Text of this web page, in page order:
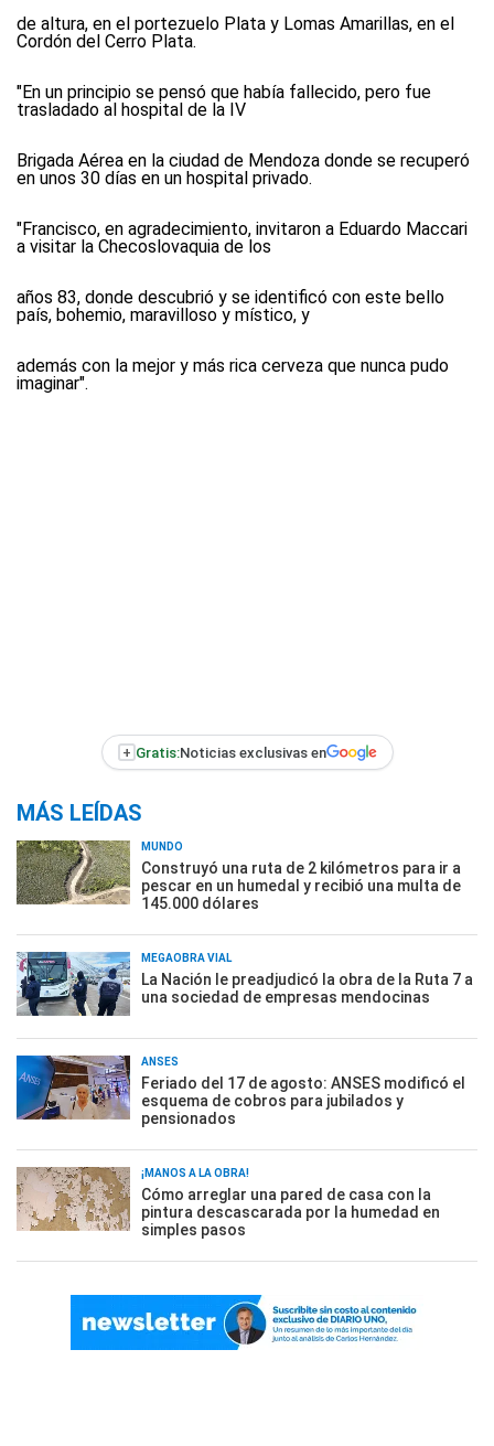
de altura, en el portezuelo Plata y Lomas Amarillas, en el
Cordón del Cerro Plata.
"En un principio se pensó que había fallecido, pero fue
trasladado al hospital de la IV
Brigada Aérea en la ciudad de Mendoza donde se recuperó
en unos 30 días en un hospital privado.
"Francisco, en agradecimiento, invitaron a Eduardo Maccari
a visitar la Checoslovaquia de los
años 83, donde descubrió y se identificó con este bello
país, bohemio, maravilloso y místico, y
además con la mejor y más rica cerveza que nunca pudo
imaginar".
+ Gratis:Noticias exclusivas en
MÁS LEÍDAS
MUNDO
Construyó una ruta de 2 kilómetros para ir a
pescar en un humedal y recibió una multa de
145.000 dólares
MEGAOBRA VIAL
La Nación le preadjudicó la obra de la Ruta 7 a
una sociedad de empresas mendocinas
ANSES
Feriado del 17 de agosto: ANSES modificó el
esquema de cobros para jubilados y
pensionados
¡MANOS A LA OBRA!
Cómo arreglar una pared de casa con la
pintura descascarada por la humedad en
simples pasos